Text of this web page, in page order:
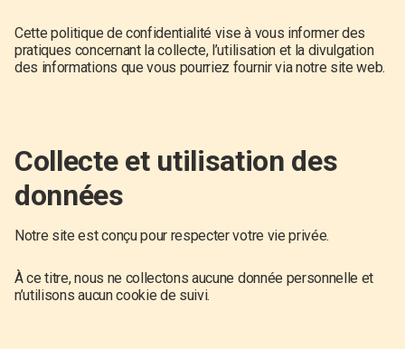
Cette politique de confidentialité vise à vous informer des
pratiques concernant la collecte, l’utilisation et la divulgation
des informations que vous pourriez fournir via notre site web.
Collecte et utilisation des
données
Notre site est conçu pour respecter votre vie privée.
À ce titre, nous ne collectons aucune donnée personnelle et
n’utilisons aucun cookie de suivi.